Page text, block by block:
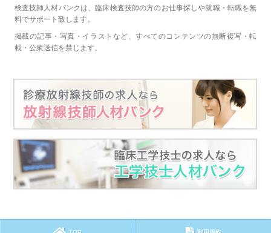
検査技師人材バンクは、臨床検査技師の方のお仕事探しや就職・転職を無
料でサポート致します。
掲載の記事・写真・イラストなど、すべてのコンテンツの無断複写・転
載・公衆送信を禁じます。